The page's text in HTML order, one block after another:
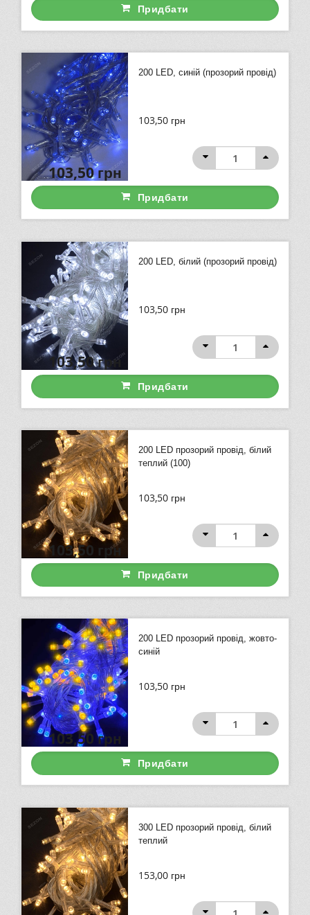
Придбати
200 LED, синій (прозорий провід)
103,50 грн
103,50грн
Придбати
200 LED, білий (прозорий провід)
103,50 грн
103,50грн
Придбати
200 LED прозорий провід, білий
теплий (100)
103,50 грн
103,50 грн
Придбати
200 LED прозорий провід, жовто-
синій
103,50 грн
103,50грн
Придбати
300 LED прозорий провід, білий
теплий
153,00 грн